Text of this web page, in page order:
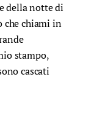
della notte di
che chiami in
stampo,
cascati